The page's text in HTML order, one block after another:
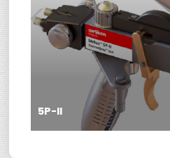
5P-II